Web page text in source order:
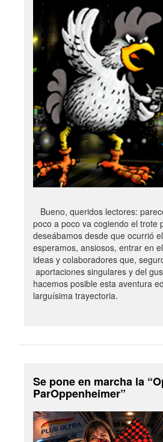
Bueno, queridos lectores:
poco a poco va cogiendo el trote
deseábamos desde que ocurrió
esperamos, ansiosos, entrar en
ideas y colaboradores que,
aportaciones singulares y del
hacemos posible esta aventura
larguísima trayectoria.
Se pone en marcha la
ParOppenheimer”